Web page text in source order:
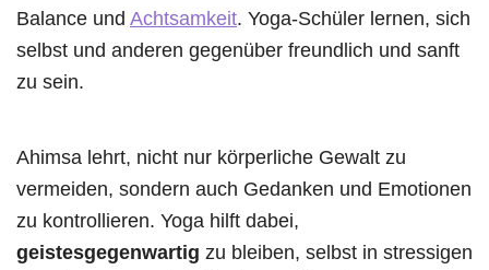
Balance und Achtsamkeit. Yoga-Schüler lernen, sich
selbst und anderen gegenüber freundlich und sanft
zu sein.
Ahimsa lehrt, nicht nur körperliche Gewalt zu
vermeiden, sondern auch Gedanken und Emotionen
zu kontrollieren. Yoga hilft dabei,
geistesgegenwartig zu bleiben, selbst in stressigen